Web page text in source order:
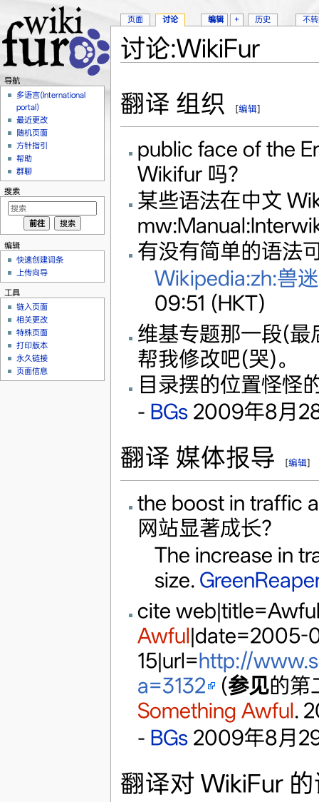
讨论:WikiFur
翻译 组织 [编辑]
public face of the
Wikifur 吗？
某些语法在中文
有没有简单的语法
Wikipedia:zh:兽迷
09:51 (HKT)
维基专题那一段(最
帮我修改吧(哭)。
目录摆的位置怪怪
- BGs2009年8月
翻译 媒体报导 [编辑]
the boost in traffic
网站显著成长？
The increase in
size.
cite
Awful|date=2005-
15|url=http://
a=3132 (参见的第
Something Awful.
- BGs2009年8月
翻译对 WikiFur
页面 讨论 编辑 + 历史 不
导航
多语言(International
portal)
最近更改
随机页面
方针指引
帮助
群聊
搜索
编辑
快速创建词条
上传向导
工具
链入页面
相关更改
特殊页面
打印版本
永久链接
页面信息